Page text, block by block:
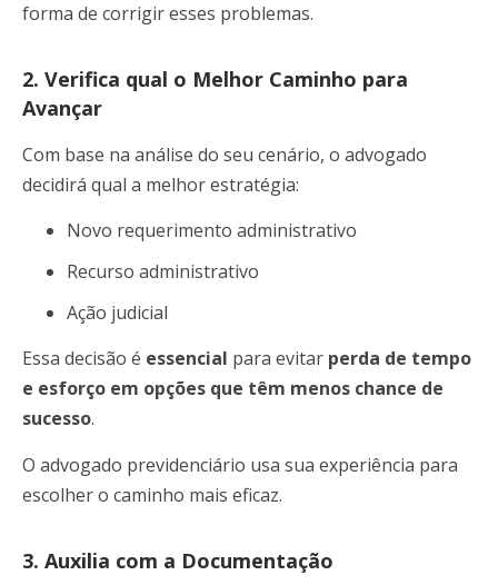
forma de corrigir esses problemas.
2. Verifica qual o Melhor Caminho para
Avançar
Com base na análise do seu cenário, o advogado
decidirá qual a melhor estratégia:
Novo requerimento administrativo
Recurso administrativo
Ação judicial
Essa decisão é essencial para evitar perda de tempo
e esforço em opções que têm menos chance de
sucesso.
O advogado previdenciário usa sua experiência para
escolher o caminho mais eficaz.
3. Auxilia com a Documentação